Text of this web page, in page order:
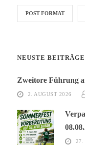
POST FORMAT
NEUSTE BEITRÄGE
Zweitore Führung
2. AUGUST 2026
27.